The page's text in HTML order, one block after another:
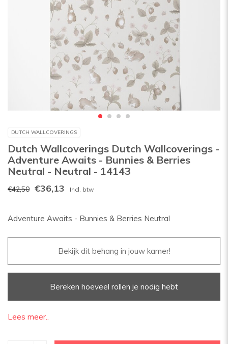
DUTCH WALLCOVERINGS
Dutch Wallcoverings Dutch Wallcoverings -
Adventure Awaits - Bunnies & Berries
Neutral - Neutral - 14143
€42,50 €36,13 Incl. btw
Adventure Awaits - Bunnies & Berries Neutral
Bekijk dit behang in jouw kamer!
Bereken hoeveel rollen je nodig hebt
Lees meer..